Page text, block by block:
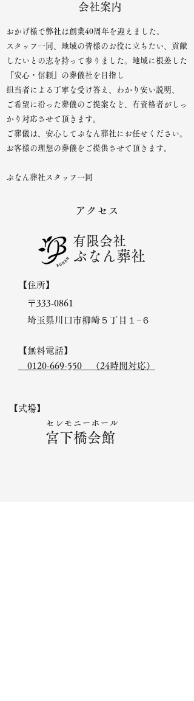
会社案内
おかげ様で弊社は創業40周年を迎えました。
スタッフ一同、​地域の皆様のお役に立ちたい、貢献
したいとの志を持って 参りました。 地域に根差した
『安心・信頼』の葬儀社を目指し​
担当者による丁寧な受け答え、わかり安い説明、
ご希望に沿った葬儀のご提案など、有資格者がしっ
かり対応させて頂きます。
ご葬儀は、安心してぶなん葬社にお任せください。
お客様の理想の葬儀をご提供させて頂きます。
​ぶなん葬社スタッフ一同
アクセス
有限会社
ぶなん葬社
【住所】
〒333-0861
埼玉県川口市柳崎５丁目１−６
【無料電話】 ​
0120-669-550 （24時間対応）
【式場】
セレモニーホール
宮下橋会館